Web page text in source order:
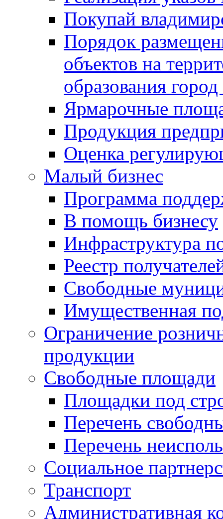
Покупай
Порядок
объектов на
образования
Ярмарочные
Продукция
Оценка
Малый бизнес
Программа
В помощь бизнесу
Инфраструктура
Реестр
Свободные
Имущественная
Ограничение
продукции
Свободные площади
Площадки под
Перечень
Перечень
Социальное
Транспорт
Административная